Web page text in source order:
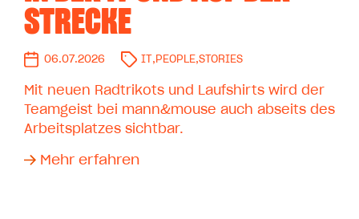
STRECKE
06.07.2026 IT , PEOPLE,STORIES
Mit neuen Radtrikots und Laufshirts wird der
Teamgeist bei mann&mouse auch abseits des
Arbeitsplatzes sichtbar.
Mehr erfahren